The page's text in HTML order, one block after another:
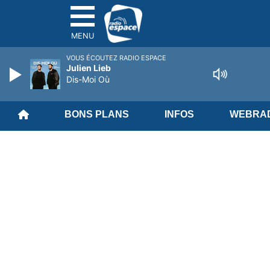
MENU
BONS PLANS INFOS
VOUS ÉCOUTEZ RADIO ESPACE
Julien Lieb
Dis-Moi Où